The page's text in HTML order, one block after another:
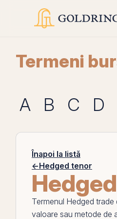
Termeni
A B C D
Înapoi la listă
←Hedged tenor
Termenul Hedged trade
valoare sau metode de